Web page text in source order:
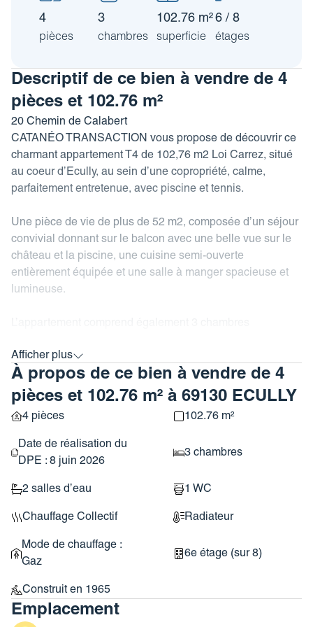
Nos coordonnées
Estimez votre bien
Impôt sur la plus-value
Calculez votre budget travaux
Le tableau d’amortissement
Découvrir votre profil investisseur
Guide des projets urbains
4
pièces
3
chambres
102.76 m²
superficie
6 / 8
étages
Descriptif de ce bien à vendre de 4
pièces et 102.76 m²
Afficher plus
20 Chemin de Calabert
CATANÉO TRANSACTION vous propose de découvrir ce
charmant appartement T4 de 102,76 m2 Loi Carrez, situé
au coeur d’Ecully, au sein d’une copropriété, calme,
parfaitement entretenue, avec piscine et tennis.
Une pièce de vie de plus de 52 m2, composée d’un séjour
convivial donnant sur le balcon avec une belle vue sur le
château et la piscine, une cuisine semi-ouverte
entièrement équipée et une salle à manger spacieuse et
lumineuse.
Une cave en sous-sol de l’immeuble et des places de
stationnement dans la copropriété.
Les points forts du bien :
– Aucun travaux à prévoir, immeuble rénové en 2011 et
– Appartement lumineux et parfaitement entretenu
– Copropriété, calme avec 2 terrains de tennis, une belle
piscine, un gardien, une salle de sport
– Local à vélos sécurisé
Un emplacement privilégié :
À propos de ce bien à vendre de 4
pièces et 102.76 m² à 69130 ECULLY
4 pièces 102.76 m²
Date de réalisation du
DPE : 8 juin 2026
3 chambres
2 salles d’eau 1 WC
Chauffage Collectif Radiateur
Mode de chauffage :
Gaz
6e étage (sur 8)
Construit en 1965
Emplacement